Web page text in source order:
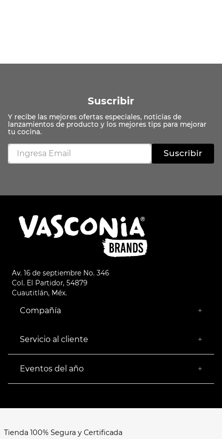
Suscribir
Suscribir
Av. 16 de septiembre No. 346
Col. El Partidor, 54879
Cuautitlán, Méx.
Compañía +
Empresa Socialmente Responsable
Servicio al cliente +
Facturación
Devoluciones
Formas de Pago
Eventos del año +
Buen Fin
Tienda 100% Segura y Certificada